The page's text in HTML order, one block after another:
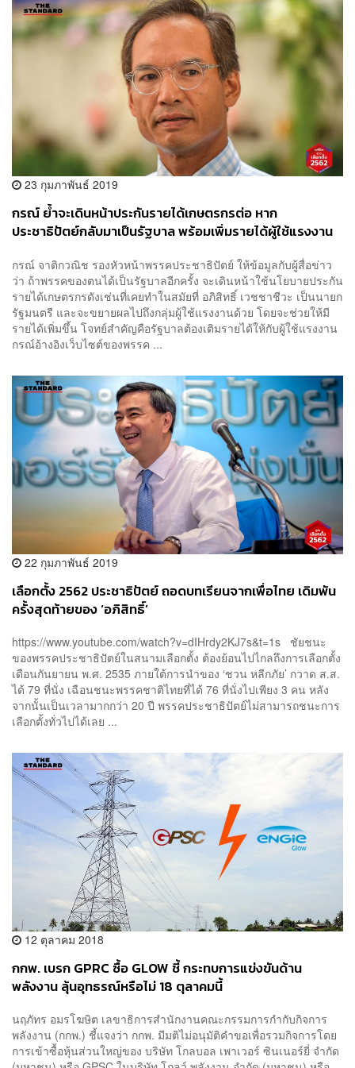
23 กุมภาพันธ์ 2019
กรณ์ ย้ำจะเดินหน้าประกันรายได้เกษตรกรต่อ หาก
ประชาธิปัตย์กลับมาเป็นรัฐบาล พร้อมเพิ่มรายได้ผู้ใช้แรงงาน
กรณ์ จาติกวณิช รองหัวหน้าพรรคประชาธิปัตย์ ให้ข้อมูลกับผู้สื่อข่าว
ว่า ถ้าพรรคของตนได้เป็นรัฐบาลอีกครั้ง จะเดินหน้าใช้นโยบายประกัน
รายได้เกษตรกรดังเช่นที่เคยทำในสมัยที่ อภิสิทธิ์ เวชชาชีวะ เป็นนายก
รัฐมนตรี และจะขยายผลไปถึงกลุ่มผู้ใช้แรงงานด้วย โดยจะช่วยให้มี
รายได้เพิ่มขึ้น โจทย์สำคัญคือรัฐบาลต้องเติมรายได้ให้กับผู้ใช้แรงงาน
กรณ์อ้างอิงเว็บไซต์ของพรรค ...
22 กุมภาพันธ์ 2019
เลือกตั้ง 2562 ประชาธิปัตย์ ถอดบทเรียนจากเพื่อไทย เดิมพัน
ครั้งสุดท้ายของ ‘อภิสิทธิ์’
https://www.youtube.com/watch?v=dIHrdy2KJ7s&t=1s ชัยชนะ
ของพรรคประชาธิปัตย์ในสนามเลือกตั้ง ต้องย้อนไปไกลถึงการเลือกตั้ง
เดือนกันยายน พ.ศ. 2535 ภายใต้การนำของ ‘ชวน หลีกภัย’ กวาด ส.ส.
ได้ 79 ที่นั่ง เฉือนชนะพรรคชาติไทยที่ได้ 76 ที่นั่งไปเพียง 3 คน หลัง
จากนั้นเป็นเวลามากกว่า 20 ปี พรรคประชาธิปัตย์ไม่สามารถชนะการ
เลือกตั้งทั่วไปได้เลย ...
12 ตุลาคม 2018
กกพ. เบรก GPRC ซื้อ GLOW ชี้ กระทบการแข่งขันด้าน
พลังงาน ลุ้นอุทธรณ์หรือไม่ 18 ตุลาคมนี้
นฤภัทร อมรโฆษิต เลขาธิการสำนักงานคณะกรรมการกำกับกิจการ
พลังงาน (กกพ.) ชี้แจงว่า กกพ. มีมติไม่อนุมัติคำขอเพื่อรวมกิจการโดย
การเข้าซื้อหุ้นส่วนใหญ่ของ บริษัท โกลบอล เพาเวอร์ ซินเนอร์ยี่ จำกัด